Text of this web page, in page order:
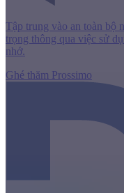
Tập trung vào an toàn bộ
trọng thông qua việc sử
nhớ.
Ghé thăm Prossimo